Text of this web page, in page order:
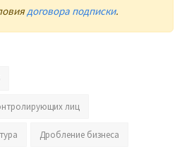
договора подписки.
лиц
Дробление бизнеса